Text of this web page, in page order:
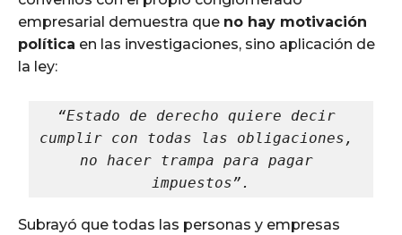
empresarial demuestra que no hay motivación
política en las investigaciones, sino aplicación de
la ley:
“Estado de derecho quiere decir
cumplir con todas las obligaciones,
no hacer trampa para pagar
impuestos”.
Subrayó que todas las personas y empresas